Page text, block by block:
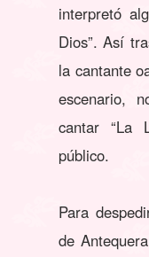
interpretó
Dios”. Así
la cantante
escenario,
cantar “La
público.
Para
de